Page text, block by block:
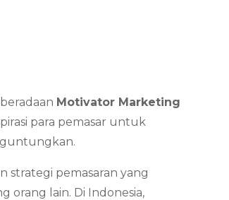
Motivator Marketing
para pemasar untuk
strategi pemasaran yang
orang lain. Di Indonesia,